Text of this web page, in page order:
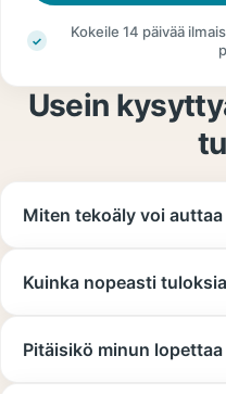
Kokeile 14 päivää
Usein
Miten tekoäly voi
Kuinka nopeasti
Pitäisikö minun